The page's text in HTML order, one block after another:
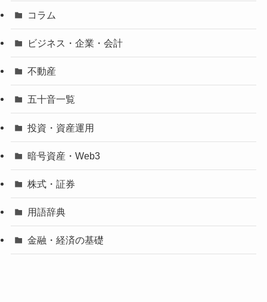
コラム
ビジネス・企業・会計
不動産
五十音一覧
投資・資産運用
暗号資産・Web3
株式・証券
用語辞典
金融・経済の基礎